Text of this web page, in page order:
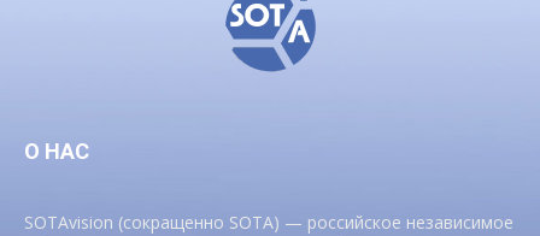
О НАС
SOTAvision (сокращенно SOTA) — российское независимое